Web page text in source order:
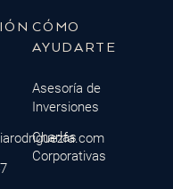
CÓMO
AYUDARTE
Asesoría de
Inversiones
Charlas
Corporativas